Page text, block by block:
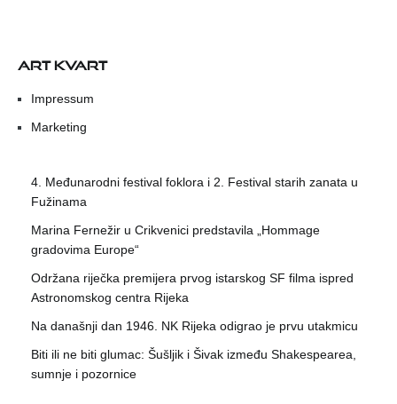
ART KVART
Impressum
Marketing
4. Međunarodni festival foklora i 2. Festival starih zanata u
Fužinama
Marina Fernežir u Crikvenici predstavila „Hommage
gradovima Europe“
Održana riječka premijera prvog istarskog SF filma ispred
Astronomskog centra Rijeka
Na današnji dan 1946. NK Rijeka odigrao je prvu utakmicu
Biti ili ne biti glumac: Šušljik i Šivak između Shakespearea,
sumnje i pozornice